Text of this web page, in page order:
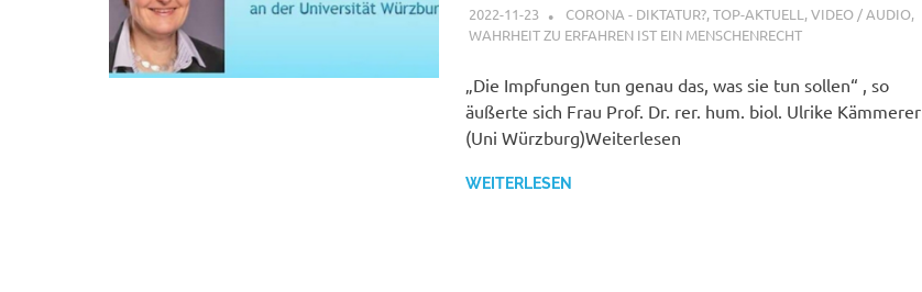
2022-11-23 XX
CORONA - DIKTATUR?,TOP-AKTUELL ,VIDEO / AUDIO,
WAHRHEIT ZU ERFAHREN IST EIN MENSCHENRECHT
„Die Impfungen tun genau das, was sie tun sollen“ , so
äußerte sich Frau Prof. Dr. rer. hum. biol. Ulrike Kämmerer
(Uni Würzburg)Weiterlesen
WEITERLESEN